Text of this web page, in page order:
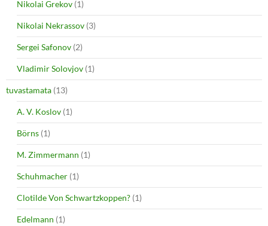
Nikolai Grekov (1)
Nikolai Nekrassov (3)
Sergei Safonov (2)
Vladimir Solovjov (1)
tuvastamata (13)
A. V. Koslov (1)
Börns (1)
M. Zimmermann (1)
Schuhmacher (1)
Clotilde Von Schwartzkoppen? (1)
Edelmann (1)